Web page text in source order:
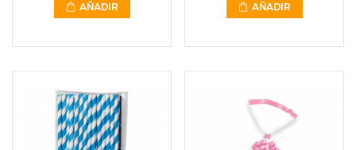
AÑADIR AÑADIR